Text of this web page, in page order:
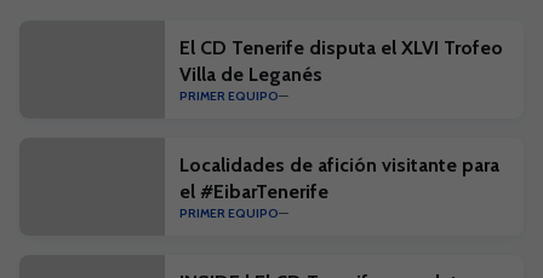
El CD Tenerife disputa el XLVI Trofeo
Villa de Leganés
PRIMER EQUIPO
Localidades de afición visitante para
el #EibarTenerife
PRIMER EQUIPO